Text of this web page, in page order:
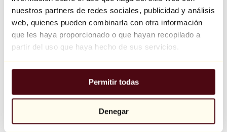
nuestros partners de redes sociales, publicidad y análisis
web, quienes pueden combinarla con otra información
que les haya proporcionado o que hayan recopilado a
partir del uso que haya hecho de sus servicios.
Permitir todas
Denegar
Balloon Dog (Orange)
Jeff Koons
10.000 €
Explorar
Todos los escultores
Todos los fotógrafos